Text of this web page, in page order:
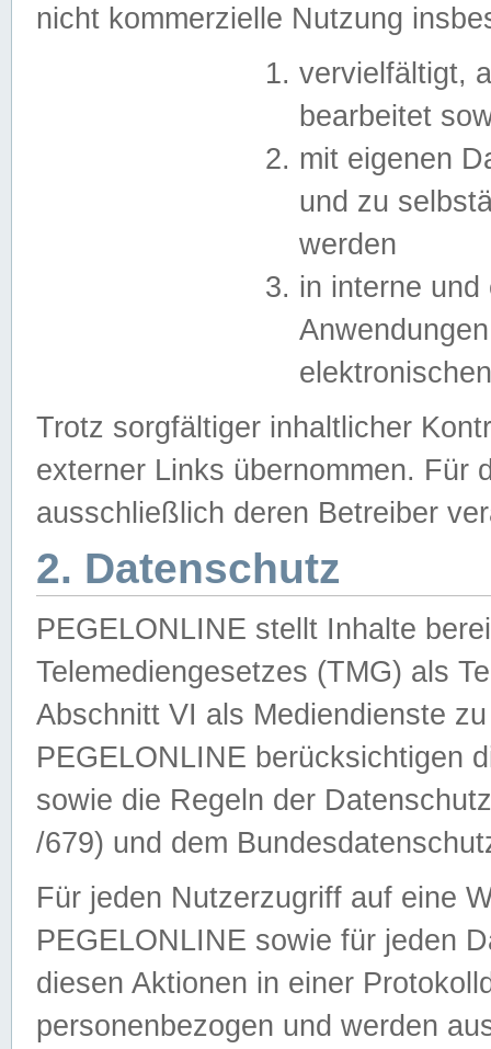
nicht kommerzielle Nutzung
vervielfältigt,
bearbeitet
mit eigenen
und zu
werden
in interne
Trotz sorgfältiger inhaltlicher
externer Links übernommen. Für
ausschließlich deren Betreiber
2. Datenschutz
PEGELONLINE stellt Inhalte
Telemediengesetzes (TMG) als
Abschnitt VI als Mediendienste
PEGELONLINE berücksichtigen
sowie die Regeln der
/679) und dem
Für jeden Nutzerzugriff auf eine
PEGELONLINE sowie für jeden
diesen Aktionen in einer
personenbezogen und werden